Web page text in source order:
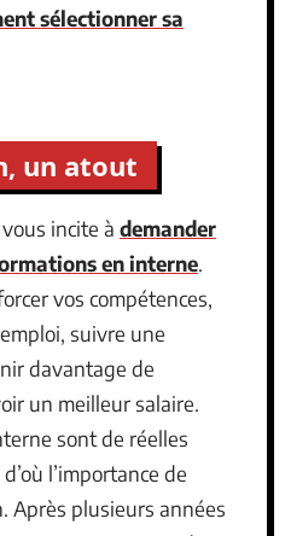
sélectionner sa
un atout
vous incite à demander
en interne.
vos compétences,
suivre une
davantage de
un meilleur salaire.
sont de réelles
l’importance de
Après plusieurs années